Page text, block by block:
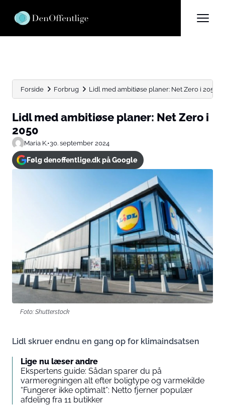
Forside Forbrug Lidl med ambitiøse planer: Net Zero i 2050
Lidl med ambitiøse planer: Net Zero i
2050
Maria K.•30. september 2024
Følg denoffentlige.dk på Google
Foto: Shutterstock
Lidl skruer endnu en gang op for klimaindsatsen
Lige nu læser andre
Ekspertens guide: Sådan sparer du på
varmeregningen alt efter boligtype og varmekilde
“Fungerer ikke optimalt”: Netto fjerner populær
afdeling fra 11 butikker